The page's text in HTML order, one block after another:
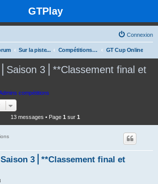
GTPlay
Connexion
Sur la piste... Compétitions et rencontres Online GT Cup Online
3⎪**Classement final et
compétitions
13 messages • Page 1 sur 1
3⎪**Classement final et